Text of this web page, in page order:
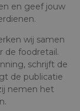
en geef jouw
wij samen
de foodretail.
schrijft de
de publicatie
nemen het